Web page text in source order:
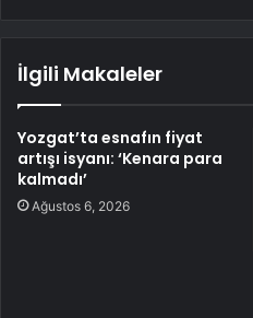
İlgili Makaleler
Yozgat’ta esnafın fiyat
artışı isyanı: ‘Kenara para
kalmadı’
Ağustos 6, 2026